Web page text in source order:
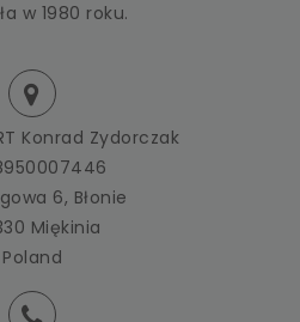
w 1980 roku.
Konrad Zydorczak
6, Błonie
Miękinia
Poland